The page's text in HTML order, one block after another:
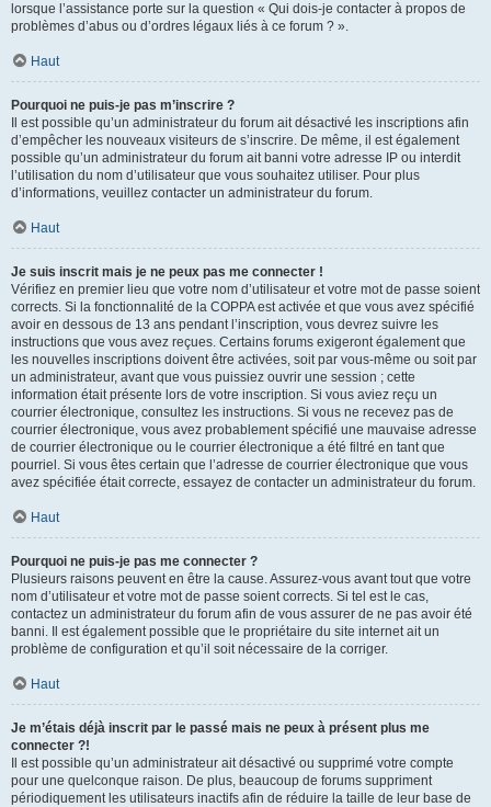
lorsque l’assistance porte sur la question « Qui dois-je contacter à propos de
problèmes d’abus ou d’ordres légaux liés à ce forum ? ».
Haut
Pourquoi ne puis-je pas m’inscrire ?
Il est possible qu’un administrateur du forum ait désactivé les inscriptions afin
d’empêcher les nouveaux visiteurs de s’inscrire. De même, il est également
possible qu’un administrateur du forum ait banni votre adresse IP ou interdit
l’utilisation du nom d’utilisateur que vous souhaitez utiliser. Pour plus
d’informations, veuillez contacter un administrateur du forum.
Haut
Je suis inscrit mais je ne peux pas me connecter !
Vérifiez en premier lieu que votre nom d’utilisateur et votre mot de passe soient
corrects. Si la fonctionnalité de la COPPA est activée et que vous avez spécifié
avoir en dessous de 13 ans pendant l’inscription, vous devrez suivre les
instructions que vous avez reçues. Certains forums exigeront également que
les nouvelles inscriptions doivent être activées, soit par vous-même ou soit par
un administrateur, avant que vous puissiez ouvrir une session ; cette
information était présente lors de votre inscription. Si vous aviez reçu un
courrier électronique, consultez les instructions. Si vous ne recevez pas de
courrier électronique, vous avez probablement spécifié une mauvaise adresse
de courrier électronique ou le courrier électronique a été filtré en tant que
pourriel. Si vous êtes certain que l’adresse de courrier électronique que vous
avez spécifiée était correcte, essayez de contacter un administrateur du forum.
Haut
Pourquoi ne puis-je pas me connecter ?
Plusieurs raisons peuvent en être la cause. Assurez-vous avant tout que votre
nom d’utilisateur et votre mot de passe soient corrects. Si tel est le cas,
contactez un administrateur du forum afin de vous assurer de ne pas avoir été
banni. Il est également possible que le propriétaire du site internet ait un
problème de configuration et qu’il soit nécessaire de la corriger.
Haut
Je m’étais déjà inscrit par le passé mais ne peux à présent plus me
connecter ?!
Il est possible qu’un administrateur ait désactivé ou supprimé votre compte
pour une quelconque raison. De plus, beaucoup de forums suppriment
périodiquement les utilisateurs inactifs afin de réduire la taille de leur base de